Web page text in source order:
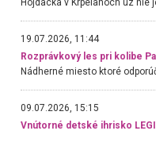
19.07.2026, 11:44
Rozprávkový les pri kolibe
09.07.2026, 15:15
Vnútorné detské ihrisko